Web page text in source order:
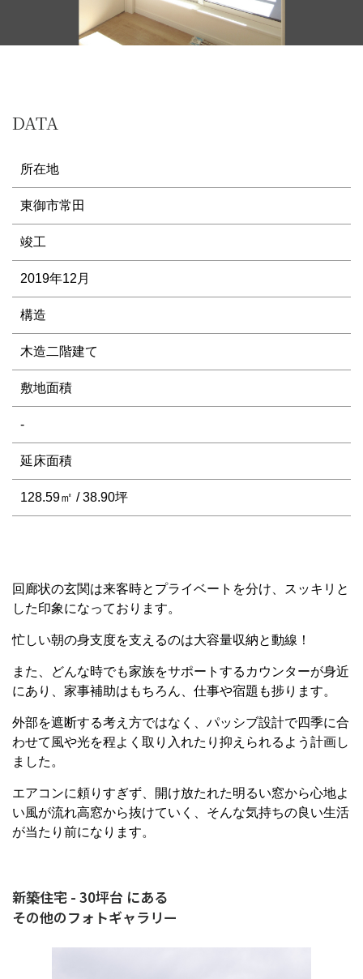
DATA
所在地
東御市常田
竣工
2019年12月
構造
木造二階建て
敷地面積
-
延床面積
128.59㎡ / 38.90坪
回廊状の玄関は来客時とプライベートを分け、スッキリと
した印象になっております。
忙しい朝の身支度を支えるのは大容量収納と動線！
また、どんな時でも家族をサポートするカウンターが身近
にあり、家事補助はもちろん、仕事や宿題も捗ります。
外部を遮断する考え方ではなく、パッシブ設計で四季に合
わせて風や光を程よく取り入れたり抑えられるよう計画し
ました。
エアコンに頼りすぎず、開け放たれた明るい窓から心地よ
い風が流れ高窓から抜けていく、そんな気持ちの良い生活
が当たり前になります。
新築住宅 - 30坪台 にある
その他のフォトギャラリー